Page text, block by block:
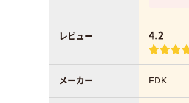
4.2
FDK
レビュー
メーカー